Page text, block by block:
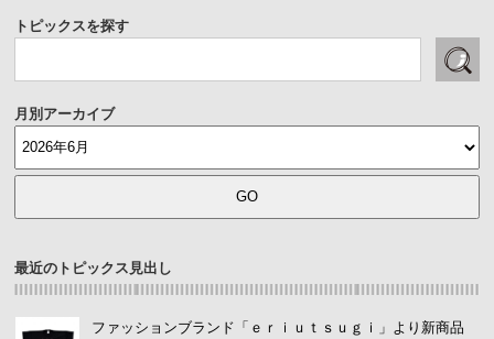
トピックスを探す
月別アーカイブ
最近のトピックス見出し
ファッションブランド「ｅｒｉｕｔｓｕｇｉ」より新商品